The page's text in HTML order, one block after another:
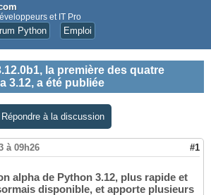
et IT Pro
Python Emploi
la première des quatre
3.12, a été publiée
Répondre à la discussion
à 09h26 #1
alpha de Python 3.12, plus rapide et
disponible, et apporte plusieurs